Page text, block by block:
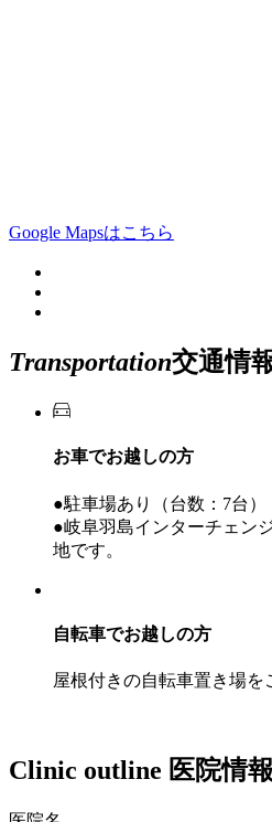
Google Mapsはこちら
Transportation交通情
お車でお越しの方
●駐車場あり（台数：7台）
●岐阜羽島インターチェン
地です。
自転車でお越しの方
屋根付きの自転車置き場を
Clinic outline 医院情報